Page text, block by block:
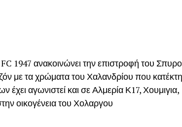
1947 ανακοινώνει την επιστροφή του
με τα χρώματα του Χαλανδρίου που
αγωνιστεί και σε Αλμερία Κ17, Χουμιγια,
οικογένεια του Χολαργου